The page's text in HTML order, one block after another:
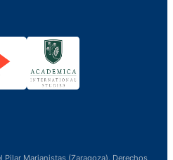
Marianistas (Zaragoza). Derechos